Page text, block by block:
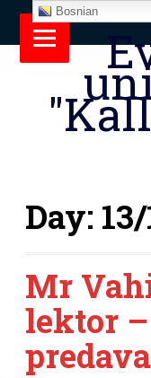
Day:
Mr
lektor –
Bosnian